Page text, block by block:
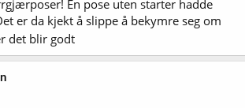
En pose uten starter hadde
er da kjekt å slippe å bekymre seg om
det blir godt